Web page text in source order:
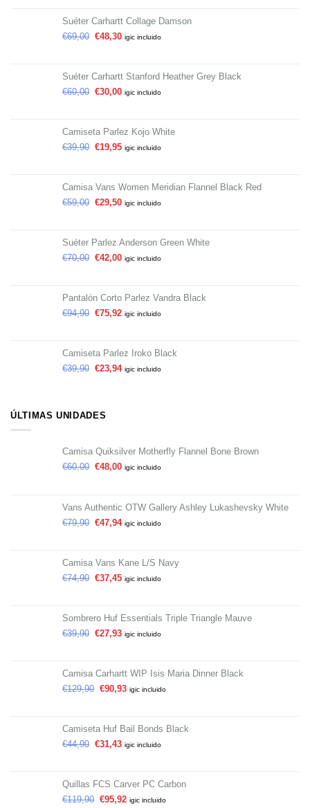
Suéter Carhartt Collage Damson
€69,00 €48,30 igic incluido
Suéter Carhartt Stanford Heather Grey Black
€60,00 €30,00 igic incluido
Camiseta Parlez Kojo White
€39,90 €19,95 igic incluido
Camisa Vans Women Meridian Flannel Black Red
€59,00 €29,50 igic incluido
Suéter Parlez Anderson Green White
€70,00 €42,00 igic incluido
Pantalón Corto Parlez Vandra Black
€94,90 €75,92 igic incluido
Camiseta Parlez Iroko Black
€39,90 €23,94 igic incluido
ÚLTIMAS UNIDADES
Camisa Quiksilver Motherfly Flannel Bone Brown
€60,00 €48,00 igic incluido
Vans Authentic OTW Gallery Ashley Lukashevsky White
€79,90 €47,94 igic incluido
Camisa Vans Kane L/S Navy
€74,90 €37,45 igic incluido
Sombrero Huf Essentials Triple Triangle Mauve
€39,90 €27,93 igic incluido
Camisa Carhartt WIP Isis Maria Dinner Black
€129,90 €90,93 igic incluido
Camiseta Huf Bail Bonds Black
€44,90 €31,43 igic incluido
Quillas FCS Carver PC Carbon
€119,90 €95,92 igic incluido